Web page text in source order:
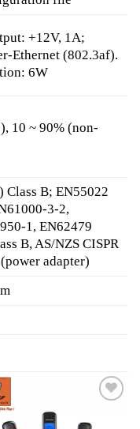
+12V, 1A;
Ethernet (802.3af).
6W
10 ~ 90% (non-
Class B; EN55022
3-2,
1, EN62479
B, AS/NZS CISPR
adapter)